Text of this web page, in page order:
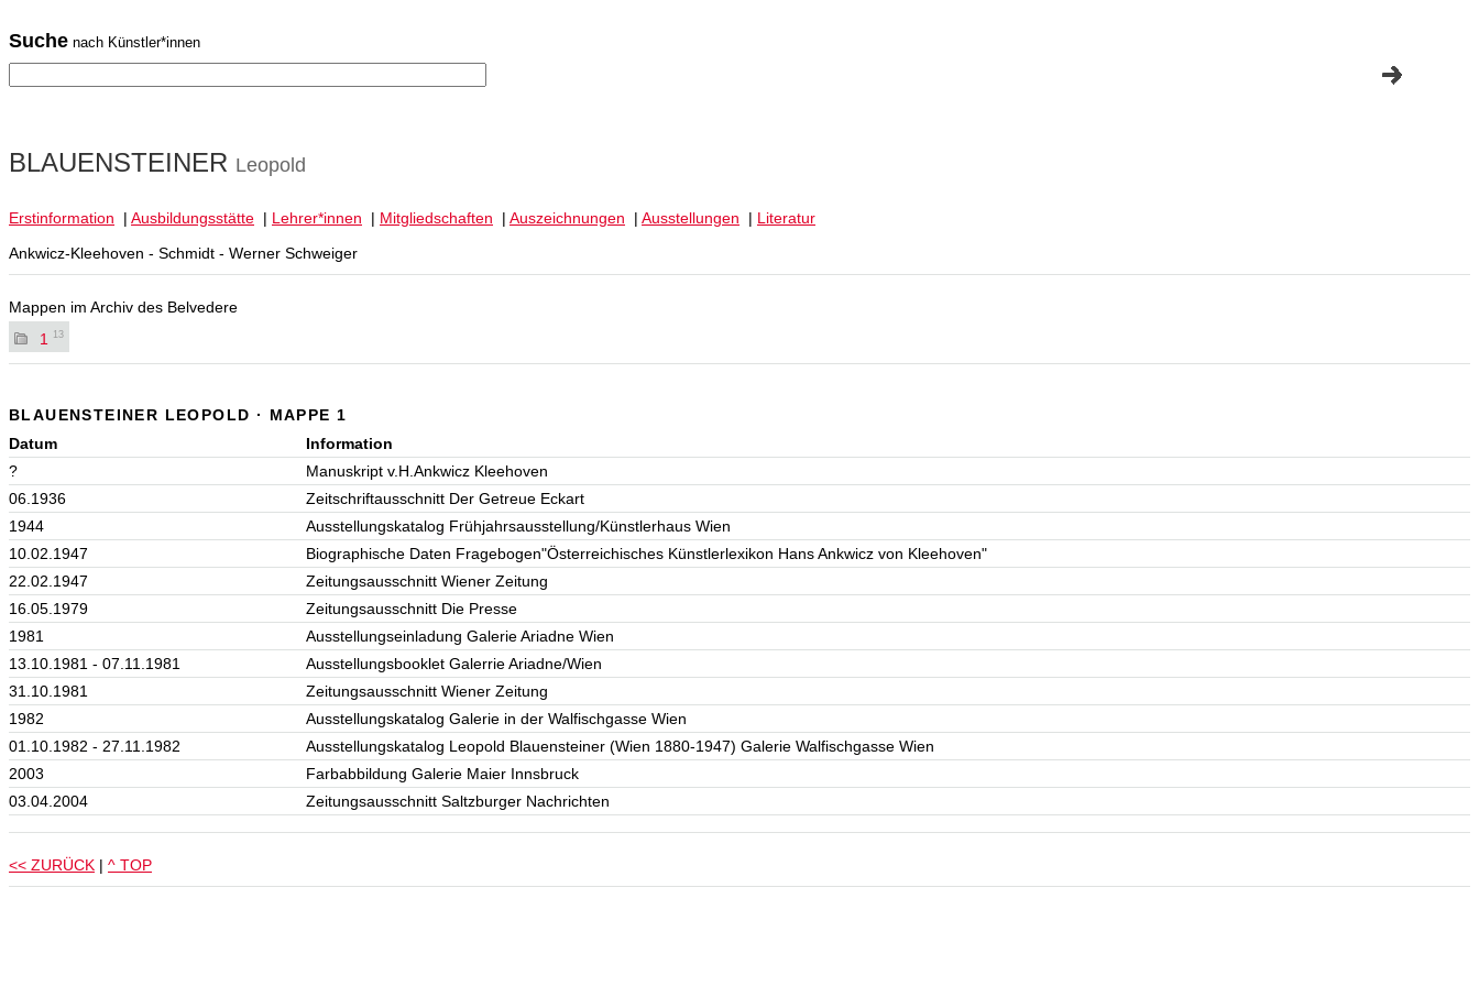
Suche nach Künstler*innen
BLAUENSTEINER Leopold
Erstinformation | Ausbildungsstätte | Lehrer*innen | Mitgliedschaften | Auszeichnungen | Ausstellungen | Literatur
Ankwicz-Kleehoven - Schmidt - Werner Schweiger
Mappen im Archiv des Belvedere
1
13
BLAUENSTEINER LEOPOLD · MAPPE 1
Datum
Information
?
Manuskript v.H.Ankwicz Kleehoven
06.1936
Zeitschriftausschnitt Der Getreue Eckart
1944
Ausstellungskatalog Frühjahrsausstellung/Künstlerhaus Wien
10.02.1947
Biographische Daten Fragebogen"Österreichisches Künstlerlexikon Hans Ankwicz von Kleehoven"
22.02.1947
Zeitungsausschnitt Wiener Zeitung
16.05.1979
Zeitungsausschnitt Die Presse
1981
Ausstellungseinladung Galerie Ariadne Wien
13.10.1981 - 07.11.1981
Ausstellungsbooklet Galerrie Ariadne/Wien
31.10.1981
Zeitungsausschnitt Wiener Zeitung
1982
Ausstellungskatalog Galerie in der Walfischgasse Wien
01.10.1982 - 27.11.1982
Ausstellungskatalog Leopold Blauensteiner (Wien 1880-1947) Galerie Walfischgasse Wien
2003
Farbabbildung Galerie Maier Innsbruck
03.04.2004
Zeitungsausschnitt Saltzburger Nachrichten
<< ZURÜCK | ^ TOP